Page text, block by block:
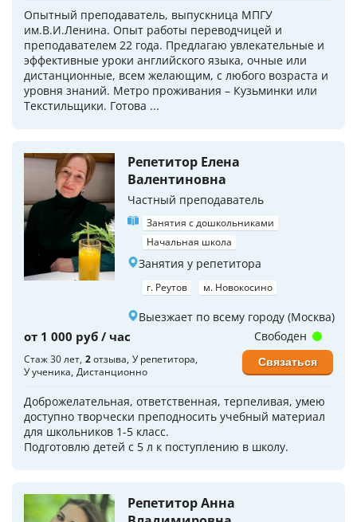
Опытный преподаватель, выпускница МПГУ
им.В.И.Ленина. Опыт работы переводчицей и
преподавателем 22 года. Предлагаю увлекательные и
эффективные уроки английского языка, очные или
дистанционные, всем желающим, с любого возраста и
уровня знаний. Метро проживания – Кузьминки или
Текстильщики. Готова ...
Репетитор Елена
Валентиновна
Частный преподаватель
Занятия с дошкольниками
Начальная школа
Занятия у репетитора
г. Реутов м. Новокосино
Выезжает по всему городу (Москва)
от 1 000 руб / час
Стаж 30 лет 2отзыва У репетитора
У ученика Дистанционно
Доброжелательная, ответственная, терпеливая, умею
доступно творчески преподносить учебный материал
для школьников 1-5 класс.
Подготовлю детей с 5 л к поступлению в школу.
Свободен
Связаться
Репетитор Анна